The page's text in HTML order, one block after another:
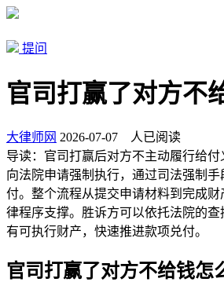
提问
官司打赢了对方不
大律师网 2026-07-07
人已阅读
导读： 官司打赢后对方不主动履行给
向法院申请强制执行，通过司法强制
付。整个流程从提交申请材料到完成
律程序支撑。胜诉方可以依托法院的
有可执行财产，快速推进款项兑付。
官司打赢了对方不给钱怎